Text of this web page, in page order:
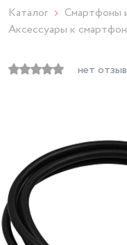
Каталог
Смартфоны
Аксессуары к
нет